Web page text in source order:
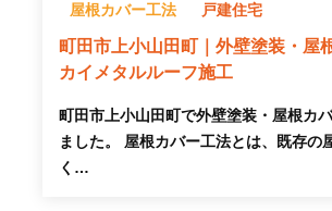
屋根カバー工法 戸建住宅
町田市上小山田町｜外壁塗装・屋
カイメタルルーフ施工
町田市上小山田町で外壁塗装・屋根カ
ました。 屋根カバー工法とは、既存の
く…